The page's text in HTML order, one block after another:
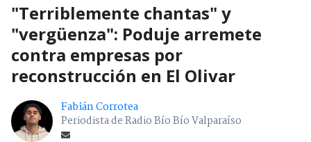
"Terriblemente chantas" y
"vergüenza": Poduje arremete
contra empresas por
reconstrucción en El Olivar
Fabián Corrotea
Periodista de Radio Bío Bío Valparaíso